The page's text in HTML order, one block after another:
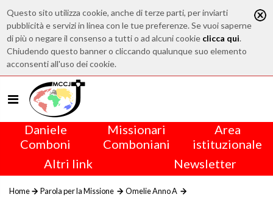
Questo sito utilizza cookie, anche di terze parti, per inviarti
pubblicità e servizi in linea con le tue preferenze. Se vuoi saperne
di più o negare il consenso a tutti o ad alcuni cookie clicca qui.
Chiudendo questo banner o cliccando qualunque suo elemento
acconsenti all'uso dei cookie.
Daniele
Comboni
Missionari
Comboniani
Area
istituzionale
Altri link
Newsletter
Home Parola per la Missione
Omelie Anno A